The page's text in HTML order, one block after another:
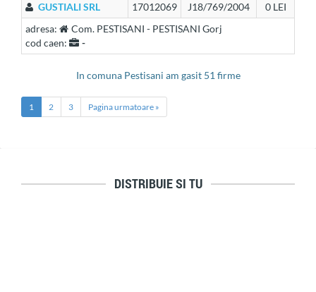
GUSTIALI SRL
17012069 J18/769/2004
0 LEI
adresa:
Com. PESTISANI - PESTISANI Gorj
cod caen:
-
in comuna Pestisani am gasit 51 firme
1 2 3 Pagina urmatoare »
DISTRIBUIE SI TU